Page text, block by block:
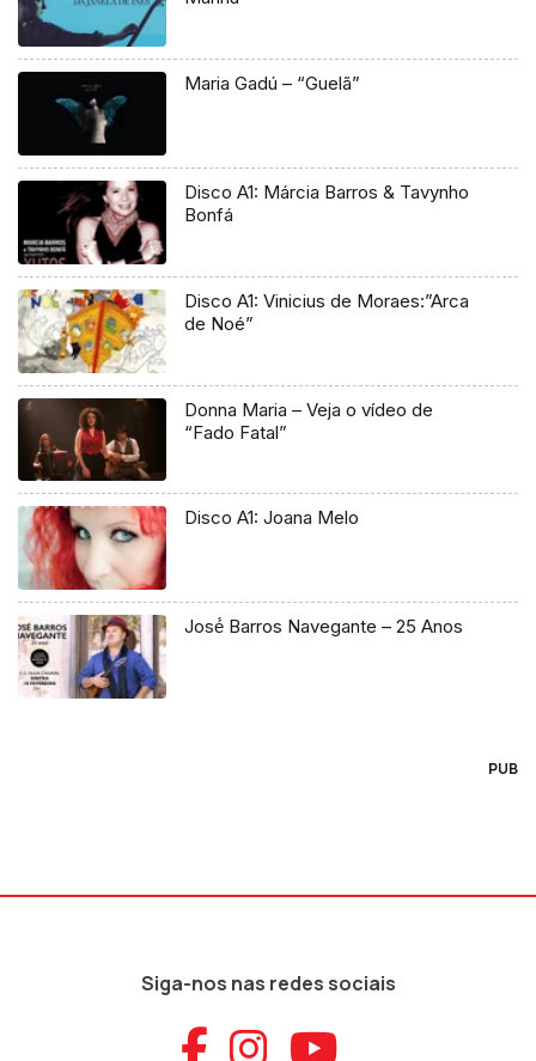
Maria Gadú – “Guelã”
Disco A1: Márcia Barros & Tavynho
Bonfá
Disco A1: Vinicius de Moraes:”Arca
de Noé”
Donna Maria – Veja o vídeo de
“Fado Fatal”
Disco A1: Joana Melo
José́ Barros Navegante – 25 Anos
PUB
Siga-nos nas redes sociais
Aceder ao
Aceder ao
Aceder